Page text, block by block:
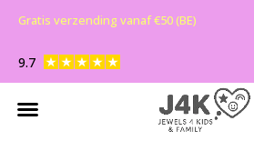
9.7
Gratis verzending vanaf €50 (BE)